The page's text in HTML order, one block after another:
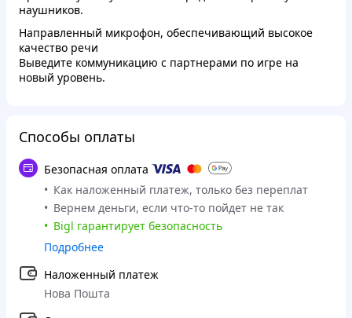
наушников.
Направленный микрофон, обеспечивающий высокое
качество речи
Выведите коммуникацию с партнерами по игре на
новый уровень.
Способы оплаты
Безопасная оплата
Как наложенный платеж, только без переплат
Вернем деньги, если что-то пойдет не так
Bigl гарантирует безопасность
Подробнее
Наложенный платеж
Нова Пошта